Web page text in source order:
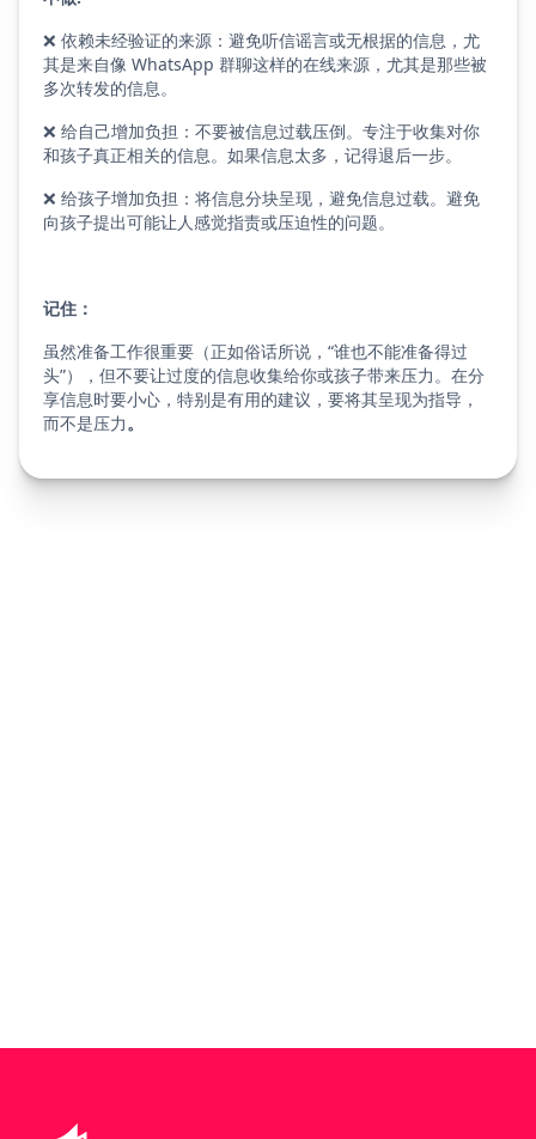
❌ 依赖未经验证的来源：避免听信谣言或无根据的信息，尤
其是来自像 WhatsApp 群聊这样的在线来源，尤其是那些被
多次转发的信息。
❌ 给自己增加负担：不要被信息过载压倒。专注于收集对你
和孩子真正相关的信息。如果信息太多，记得退后一步。
❌ 给孩子增加负担：将信息分块呈现，避免信息过载。避免
向孩子提出可能让人感觉指责或压迫性的问题。
记住：
虽然准备工作很重要（正如俗话所说，“谁也不能准备得过
头”），但不要让过度的信息收集给你或孩子带来压力。在分
享信息时要小心，特别是有用的建议，要将其呈现为指导，
而不是压力。